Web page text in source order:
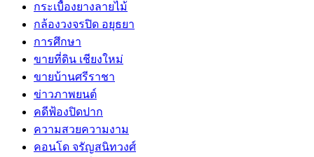
กระเบื้องยางลายไม้
กล้องวงจรปิด อยุธยา
การศึกษา
ขายที่ดิน เชียงใหม่
ขายบ้านศรีราชา
ข่าวภาพยนต์
คดีฟ้องปิดปาก
ความสวยความงาม
คอนโด จรัญสนิทวงศ์